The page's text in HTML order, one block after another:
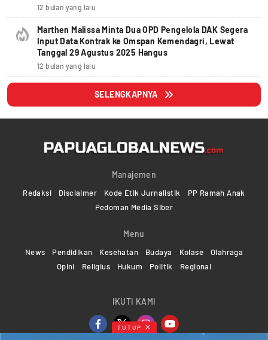
12 bulan yang lalu
Marthen Malissa Minta Dua OPD Pengelola DAK Segera
Input Data Kontrak ke Omspan Kemendagri, Lewat
Tanggal 29 Agustus 2025 Hangus
12 bulan yang lalu
SELENGKAPNYA
Manajemen
Redaksi Disclaimer Kode Etik Jurnalistik
PP Ramah Anak
Pedoman Media Siber
Menu
News Pendidikan Kesehatan Budaya Kolase
Olahraga
Opini
Religius Hukum Politik Regional
IKUTI KAMI
TUTUP